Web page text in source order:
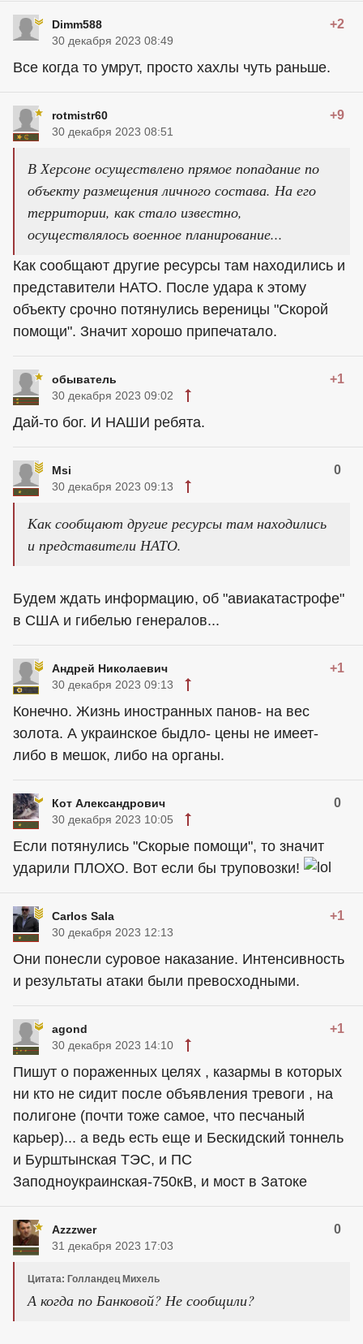
Dimm588 +2
30 декабря 2023 08:49
Все когда то умрут, просто хахлы чуть раньше.
rotmistr60 +9
30 декабря 2023 08:51
В Херсоне осуществлено прямое попадание по
объекту размещения личного состава. На его
территории, как стало известно,
осуществлялось военное планирование...
Как сообщают другие ресурсы там находились и
представители НАТО. После удара к этому
объекту срочно потянулись вереницы "Скорой
помощи". Значит хорошо припечатало.
обыватель +1
30 декабря 2023 09:02
Дай-то бог. И НАШИ ребята.
Msi 0
30 декабря 2023 09:13
Как сообщают другие ресурсы там находились
и представители НАТО.
Будем ждать информацию, об "авиакатастрофе"
в США и гибелью генералов...
Андрей Николаевич +1
30 декабря 2023 09:13
Конечно. Жизнь иностранных панов- на вес
золота. А украинское быдло- цены не имеет-
либо в мешок, либо на органы.
Кот Александрович 0
30 декабря 2023 10:05
Если потянулись "Скорые помощи", то значит
ударили ПЛОХО. Вот если бы труповозки!
Carlos Sala +1
30 декабря 2023 12:13
Они понесли суровое наказание. Интенсивность
и результаты атаки были превосходными.
agond +1
30 декабря 2023 14:10
Пишут о пораженных целях , казармы в которых
ни кто не сидит после объявления тревоги , на
полигоне (почти тоже самое, что песчаный
карьер)... а ведь есть еще и Бескидский тоннель
и Бурштынская ТЭС, и ПС
Заподноукраинская-750кВ, и мост в Затоке
Azzzwer 0
31 декабря 2023 17:03
Цитата: Голландец Михель
А когда по Банковой? Не сообщили?